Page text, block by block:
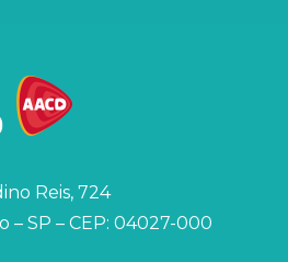
Reis, 724
– SP – CEP: 04027-000